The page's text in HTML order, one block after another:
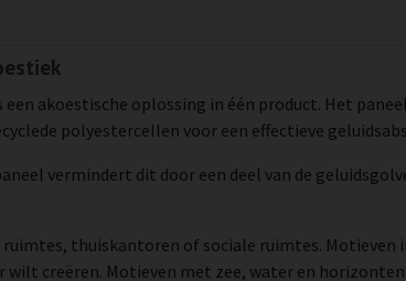
akoestische oplossing in één product. Het
polyestercellen voor een effectieve
vermindert dit door een deel van de
thuiskantoren of sociale ruimtes. Motieven
creëren. Motieven met zee, water en horizonten